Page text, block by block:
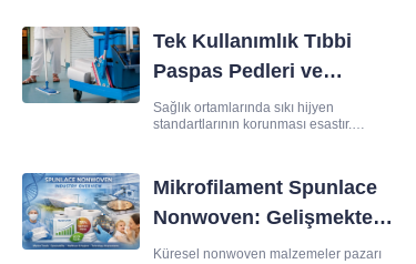
Tek Kullanımlık Tıbbi
Paspas Pedleri ve
Yeniden Kullanılabilir
Tıbbi Paspas Pedleri:
Temizliği İçin Hangisi
Daha İyi?
Sağlık ortamlarında sıkı hijyen
standartlarının korunması esastır.
enfeksiyonları (HS
Mikrofilament Spunlace
Nonwoven: Gelişmekte
Olan Endüstrilerde
Küresel nonwoven malzemeler pazarı
Xəbərlər
Bizimlə Əlaqə Saxlayın